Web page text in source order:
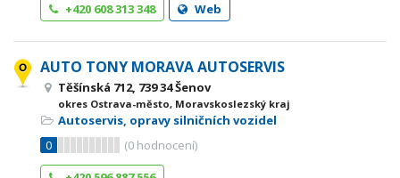
+420 608 313 348
Web
AUTO TONY MORAVA AUTOSERVIS
Těšínská 712, 739 34 Šenov
okres Ostrava-město, Moravskoslezský kraj
Autoservis, opravy silničních vozidel
0
(0 hodnocení)